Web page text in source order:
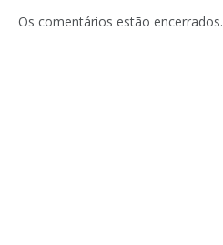
Os comentários estão encerrados.